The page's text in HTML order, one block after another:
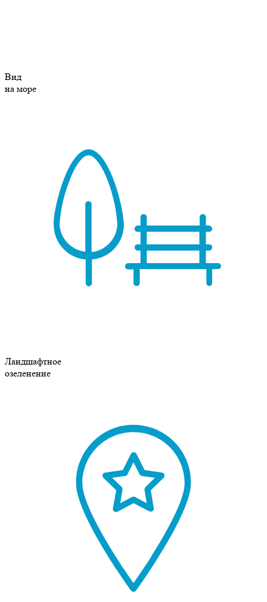
Вид
на море
Ландшафтное
озеленение